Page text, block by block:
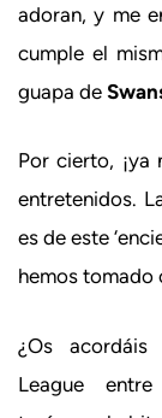
adoran, y me
cumple el
guapa de
Por cierto, ¡ya
entretenidos.
es de este
hemos
¿Os acordáis
League